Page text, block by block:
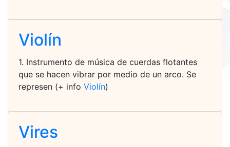
Violín
1. Instrumento de música de cuerdas flotantes
que se hacen vibrar por medio de un arco. Se
represen (+ info Violín)
Vires